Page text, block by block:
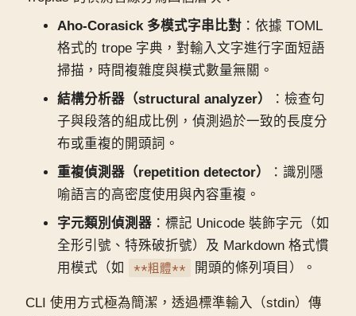
Aho-Corasick 多模式字串比對 ：依據 TOML
格式的 trope 字典，對輸入文字進行字面短語
掃描，時間複雜度與模式數量無關。
結構分析器（structural analyzer）
：檢查句
子與段落的組成比例，偵測過於一致的長度分
布或重複的開頭詞。
重複偵測器（repetition detector）
：識別隱
喻語言的高密度使用與內容重複。
字元類別偵測器 ：標記 Unicode 裝飾字元（如
全形引號、特殊破折號）及 Markdown 格式慣
用模式（如
**粗體** 開頭的條列項目）。
CLI 使用方式極為簡潔，透過標準輸入（stdin）傳